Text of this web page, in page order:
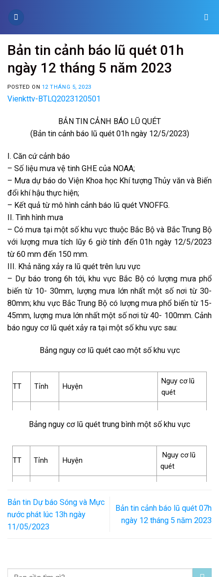
Bản tin cảnh báo lũ quét 01h
ngày 12 tháng 5 năm 2023
POSTED ON 12 THÁNG 5, 2023
Vienkttv-BTLQ2023120501
BẢN TIN CẢNH BÁO LŨ QUÉT
(Bản tin cảnh báo lũ quét 01h ngày 12/5/2023)
I. Căn cứ cảnh báo
– Số liệu mưa vệ tinh GHE của NOAA;
– Mưa dự báo do Viện Khoa học Khí tượng Thủy văn và Biến
đổi khí hậu thực hiện;
– Kết quả từ mô hình cảnh báo lũ quét VNOFFG.
II. Tình hình mưa
– Có mưa tại một số khu vực thuộc Bắc Bộ và Bắc Trung Bộ
với lượng mưa tích lũy 6 giờ tính đến 01h ngày 12/5/2023
từ 60 mm đến 150 mm.
III. Khả năng xảy ra lũ quét trên lưu vực
– Dự báo trong 6h tới, khu vực Bắc Bộ có lượng mưa phổ
biến từ 10- 30mm, lượng mưa lớn nhất một số nơi từ 30-
80mm; khu vực Bắc Trung Bộ có lượng mưa phổ biến từ 15-
45mm, lượng mưa lớn nhất một số nơi từ 40- 100mm. Cảnh
báo nguy cơ lũ quét xảy ra tại một số khu vực sau:
Bảng nguy cơ lũ quét cao một số khu vực
TT Tỉnh Huyện
Nguy cơ lũ
quét
Nghệ
Tương Dương, Quỳ Hợp, Con
Cao
Bảng nguy cơ lũ quét trung bình một số khu vực
TT Tỉnh Huyện
Nguy cơ lũ
quét
2
Lai
Châu
Mường Tè Trung bình
Bản tin Dự báo Sóng và Mực
nước phát lúc 13h ngày
11/05/2023
Bản tin cảnh báo lũ quét 07h
ngày 12 tháng 5 năm 2023